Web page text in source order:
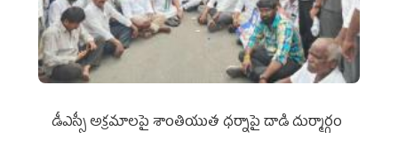
డీఎస్సీ అక్రమాలపై శాంతియుత ధర్నాపై దాడి దుర్మార్గం